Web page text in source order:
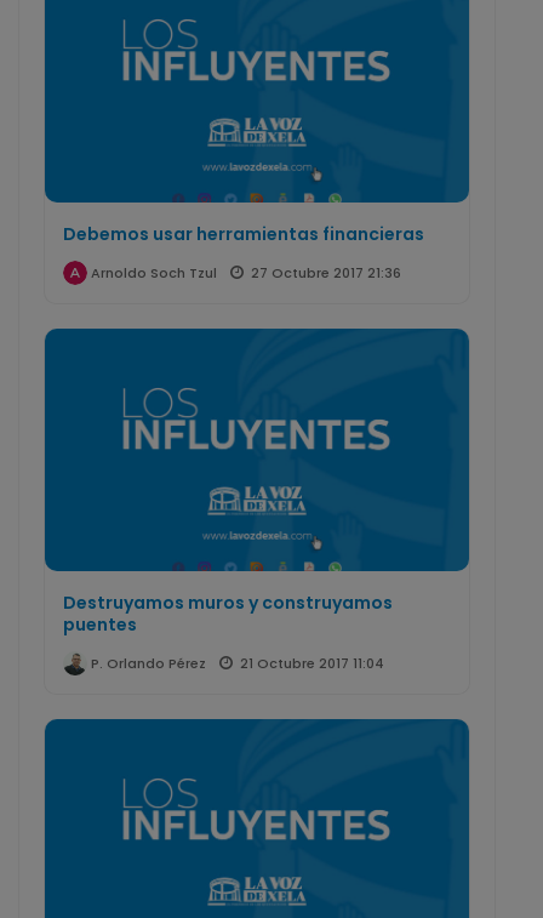
Debemos usar herramientas financieras
Arnoldo Soch Tzul 27 Octubre 2017 21:36
Destruyamos muros y construyamos
puentes
P. Orlando Pérez 21 Octubre 2017 11:04